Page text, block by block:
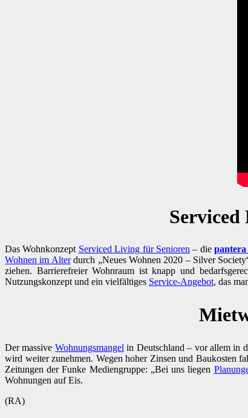
Serviced
Das Wohnkonzept Serviced Living für Senioren– die
Wohnen im Alterdurch „Neues Wohnen 2020 – Silver
ziehen. Barrierefreier Wohnraum ist knapp und
Nutzungskonzept und ein vielfältiges Service-Angebot, das
Der massive Wohnungsmangel in Deutschland – vor allem in
wird weiter zunehmen. Wegen hoher Zinsen und Baukosten
Zeitungen der Funke Mediengruppe: „Bei uns liegen
Wohnungen auf Eis.
(RA)